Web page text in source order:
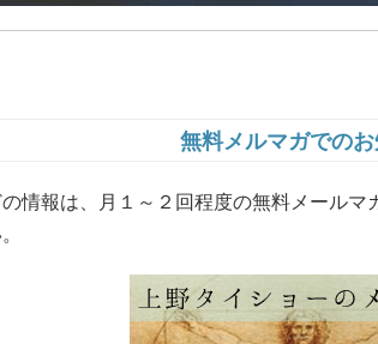
無料メルマガでの
情報は、月１～２回程度の無料メール